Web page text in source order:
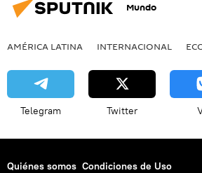
Mundo
AMÉRICA LATINA INTERNACIONAL
Telegram Twitter
Quiénes somos Condiciones de Uso